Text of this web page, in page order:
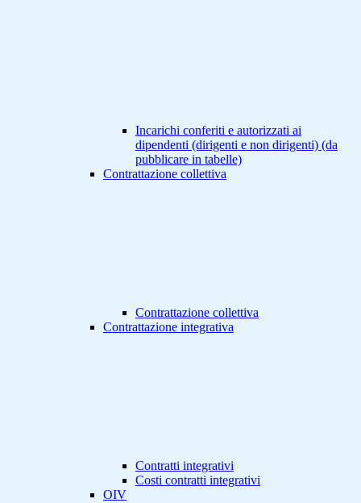
Incarichi conferiti e autorizzati ai
dipendenti (dirigenti e non dirigenti) (da
pubblicare in tabelle)
Contrattazione collettiva
Contrattazione collettiva
Contrattazione integrativa
Contratti integrativi
Costi contratti integrativi
OIV